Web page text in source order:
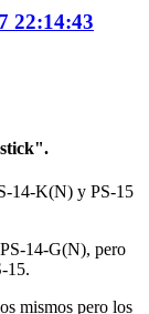
22:14:43
14-K(N) y PS-15
14-G(N), pero
15.
mismos pero los